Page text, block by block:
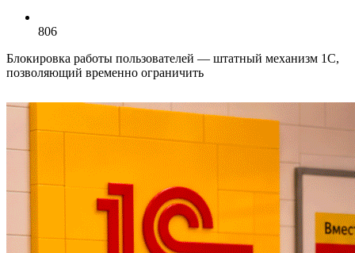
806
Блокировка работы пользователей — штатный механизм 1С,
позволяющий временно ограничить